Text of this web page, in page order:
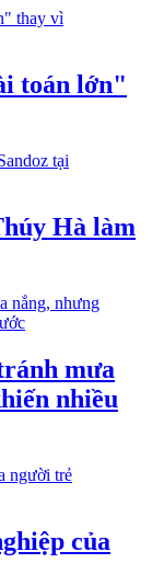
toán lớn"
Hà làm
mưa
nhiều
của